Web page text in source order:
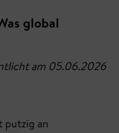
global
am 05.06.2026
putzig an